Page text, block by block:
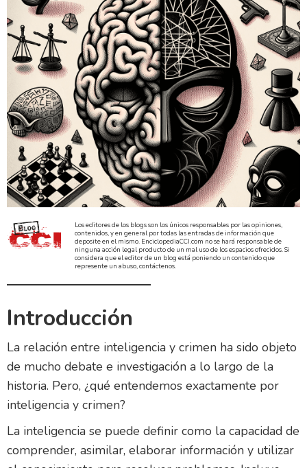
Los editores de los blogs son los únicos responsables por las opiniones,
contenidos, y en general por todas las entradas de información que
deposite en el mismo. EnciclopediaCCI.com no se hará responsable de
ninguna acción legal producto de un mal uso de los espacios ofrecidos. Si
considera que el editor de un blog está poniendo un contenido que
represente un abuso, contáctenos.
Introducción
La relación entre inteligencia y crimen ha sido objeto
de mucho debate e investigación a lo largo de la
historia. Pero, ¿qué entendemos exactamente por
inteligencia y crimen?
La inteligencia se puede definir como la capacidad de
comprender, asimilar, elaborar información y utilizar